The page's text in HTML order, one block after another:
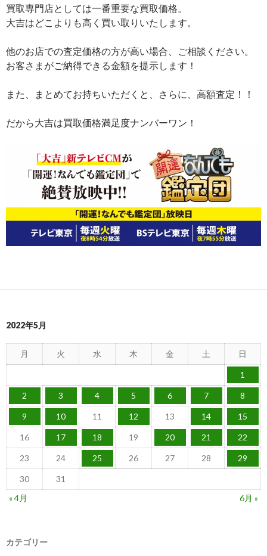
買取専門店としては一番重要な買取価格。
大吉はどこよりも高く買い取りいたします。
他のお店での査定価格の方が高い場合、ご相談ください。
お客さまがご納得できる金額を提示します！
また、まとめてお持ちいただくと、さらに、高額査定！！
だから大吉は買取価格満足度ナンバーワン！
2022年5月
月 火 水 木 金 土 日
1
2 3 4 5 6 7 8
9 10 11 12 13 14 15
16 17 18 19 20 21 22
23 24 25 26 27 28 29
30
31
« 4月
6月 »
カテゴリー